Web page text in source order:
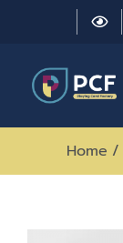
Home /